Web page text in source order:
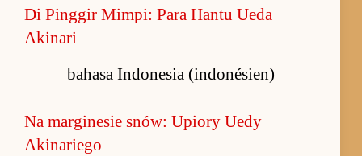
Di Pinggir Mimpi: Para Hantu Ueda
Akinari
bahasa Indonesia (indonésien)
Na marginesie snów: Upiory Uedy
Akinariego